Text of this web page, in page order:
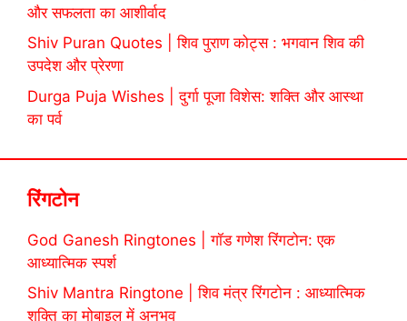
और सफलता का आशीर्वाद
Shiv Puran Quotes | शिव पुराण कोट्स : भगवान शिव की
उपदेश और प्रेरणा
Durga Puja Wishes | दुर्गा पूजा विशेस: शक्ति और आस्था
का पर्व
रिंगटोन
God Ganesh Ringtones | गॉड गणेश रिंगटोन: एक
आध्यात्मिक स्पर्श
Shiv Mantra Ringtone | शिव मंत्र रिंगटोन : आध्यात्मिक
शक्ति का मोबाइल में अनुभव